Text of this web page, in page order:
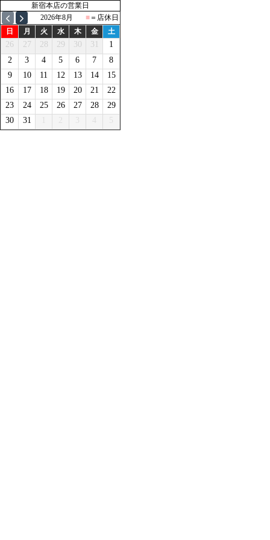
新宿本店の営業日
2026年8月
■ ＝店休日
日
月 火 水 木 金 土
26 27 28 29 30 31
1
2
3 4 5 6 7
8
9
10 11 12 13 14
15
16
17 18 19 20 21
22
23
24 25 26 27 28
29
30
31